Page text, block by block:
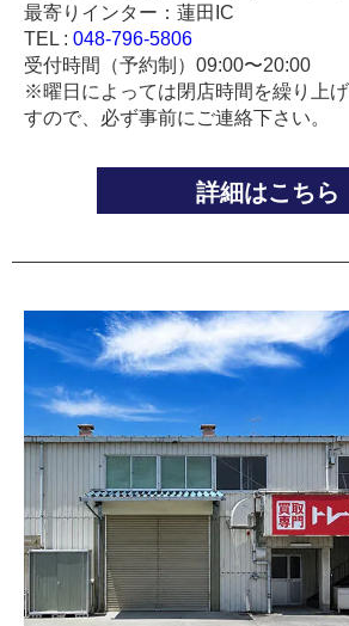
最寄りインター：蓮田IC
TEL : 048-796-5806
受付時間（予約制）09:00〜20:00
※曜日によっては閉店時間を繰り上
すので、必ず事前にご連絡下さい。
詳細はこちら